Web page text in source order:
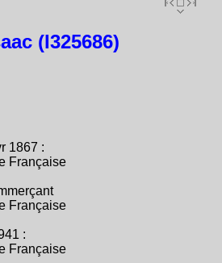
(I325686)
1867 :
Française
Française
:
Française